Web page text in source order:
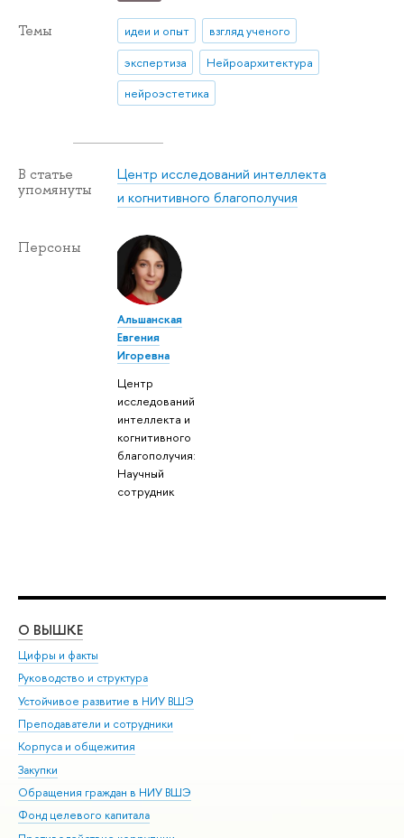
Темы идеи и опыт
взгляд ученого
экспертиза
Нейроархитектура
нейроэстетика
В статье
упомянуты
Центр исследований интеллекта
и когнитивного благополучия
Персоны
Альшанская
Евгения
Игоревна
Центр
исследований
интеллекта и
когнитивного
благополучия:
Научный
сотрудник
О ВЫШКЕ
Цифры и факты
Руководство и структура
Устойчивое развитие в НИУ ВШЭ
Преподаватели и сотрудники
Корпуса и общежития
Закупки
Обращения граждан в НИУ ВШЭ
Фонд целевого капитала